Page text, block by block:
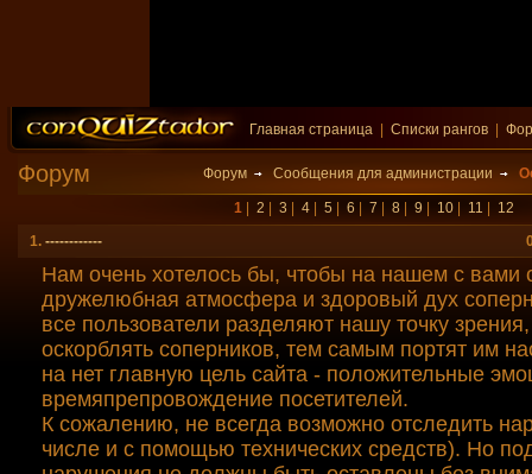
Главная страница Списки рангов
Форум Форум Сообщения для администрации
1 2 3 4 5 6 7 8 9 10 11
12
1. ------------
Нам очень хотелось бы, чтобы на нашем с вами
дружелюбная атмосфера и здоровый дух
все пользователи разделяют нашу точку
оскорблять соперников, тем самым портят им
на нет главную цель сайта - положительные
времяпрепровождение посетителей.
К сожалению, не всегда возможно отследить
числе и с помощью технических средств). Но